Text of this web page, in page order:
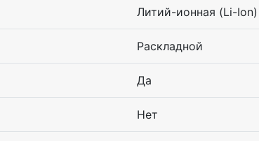
Литий-ионная (Li-Ion)
Раскладной
Да
Нет